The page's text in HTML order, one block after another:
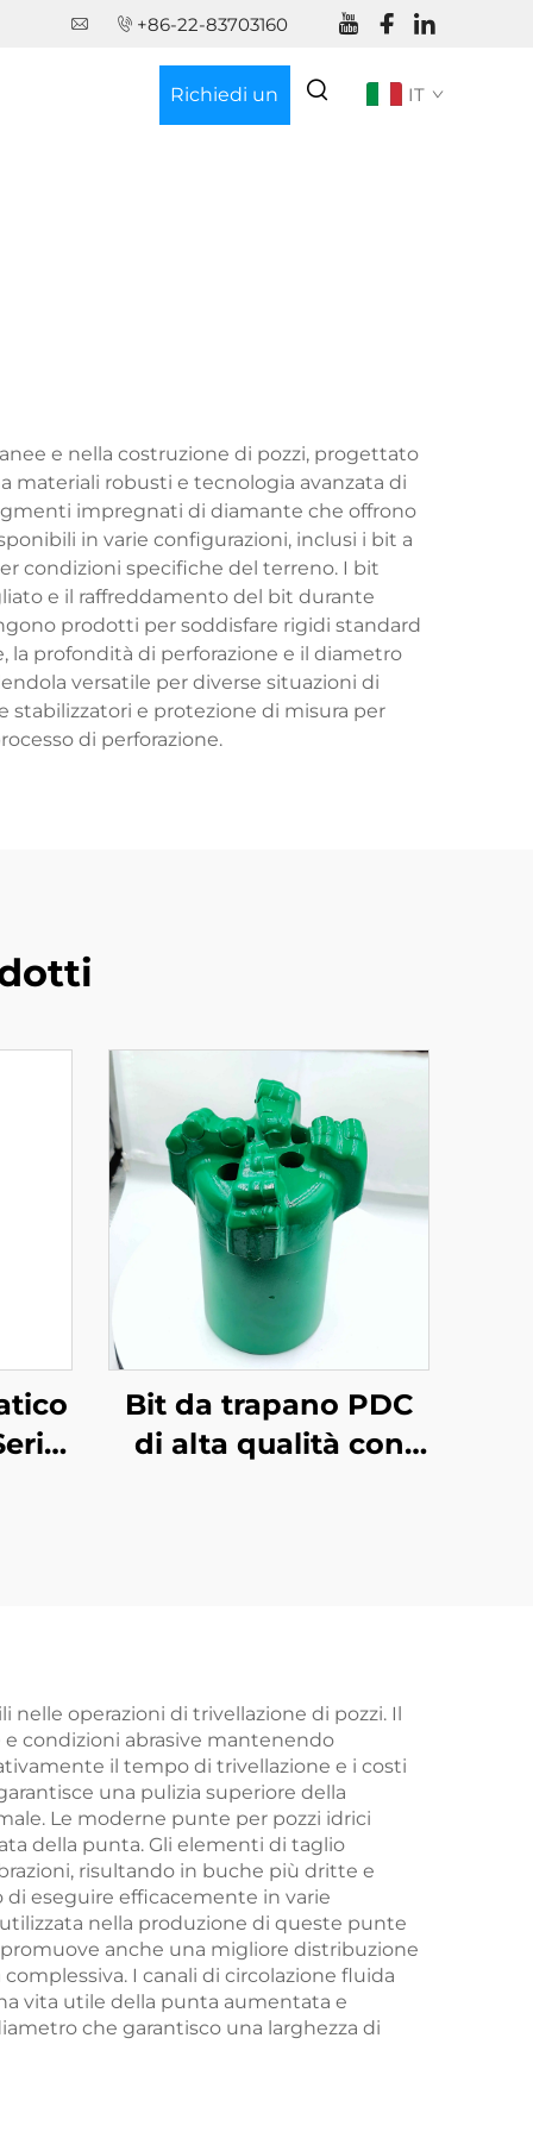
+86-22-83703160
Richiedi un IT
e nella costruzione di pozzi, progettato
materiali robusti e tecnologia avanzata di
impregnati di diamante che offrono
in varie configurazioni, inclusi i bit a
condizioni specifiche del terreno. I bit
e il raffreddamento del bit durante
prodotti per soddisfare rigidi standard
profondità di perforazione e il diametro
versatile per diverse situazioni di
e protezione di misura per
di perforazione.
Bit da trapano PDC
di alta qualità con
operazioni di trivellazione di pozzi. Il
condizioni abrasive mantenendo
il tempo di trivellazione e i costi
una pulizia superiore della
Le moderne punte per pozzi idrici
della punta. Gli elementi di taglio
risultando in buche più dritte e
eseguire efficacemente in varie
nella produzione di queste punte
anche una migliore distribuzione
I canali di circolazione fluida
vita utile della punta aumentata e
che garantisco una larghezza di